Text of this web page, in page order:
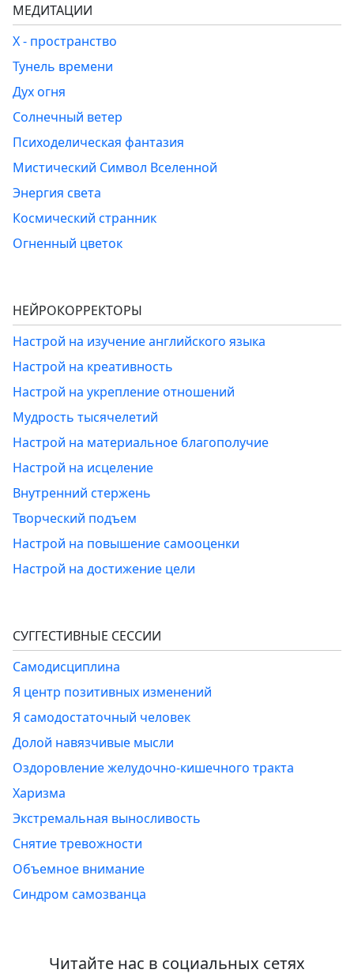
МЕДИТАЦИИ
Х - пространство
Тунель времени
Дух огня
Солнечный ветер
Психоделическая фантазия
Мистический Символ Вселенной
Энергия света
Космический странник
Огненный цветок
НЕЙРОКОРРЕКТОРЫ
Настрой на изучение английского языка
Настрой на креативность
Настрой на укрепление отношений
Мудрость тысячелетий
Настрой на материальное благополучие
Настрой на исцеление
Внутренний стержень
Творческий подъем
Настрой на повышение самооценки
Настрой на достижение цели
СУГГЕСТИВНЫЕ СЕССИИ
Самодисциплина
Я центр позитивных изменений
Я самодостаточный человек
Долой навязчивые мысли
Оздоровление желудочно-кишечного тракта
Харизма
Экстремальная выносливость
Снятие тревожности
Объемное внимание
Синдром самозванца
Читайте нас в социальных сетях